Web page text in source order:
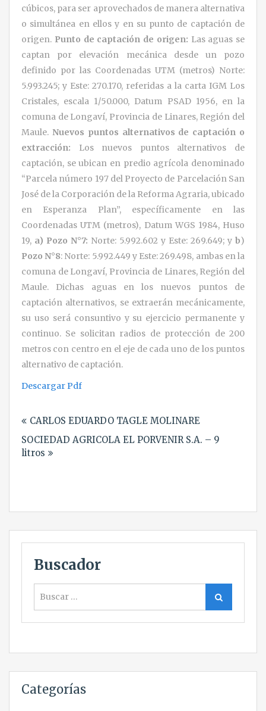
cúbicos, para ser aprovechados de manera alternativa
o simultánea en ellos y en su punto de captación de
origen. Punto de captación de origen: Las aguas se
captan por elevación mecánica desde un pozo
definido por las Coordenadas UTM (metros) Norte:
5.993.245; y Este: 270.170, referidas a la carta IGM Los
Cristales, escala 1/50.000, Datum PSAD 1956, en la
comuna de Longaví, Provincia de Linares, Región del
Maule. Nuevos puntos alternativos de captación o
extracción: Los nuevos puntos alternativos de
captación, se ubican en predio agrícola denominado
“Parcela número 197 del Proyecto de Parcelación San
José de la Corporación de la Reforma Agraria, ubicado
en Esperanza Plan”, específicamente en las
Coordenadas UTM (metros), Datum WGS 1984, Huso
19, a) Pozo N°7: Norte: 5.992.602 y Este: 269.649; y b)
Pozo N°8: Norte: 5.992.449 y Este: 269.498, ambas en la
comuna de Longaví, Provincia de Linares, Región del
Maule. Dichas aguas en los nuevos puntos de
captación alternativos, se extraerán mecánicamente,
su uso será consuntivo y su ejercicio permanente y
continuo. Se solicitan radios de protección de 200
metros con centro en el eje de cada uno de los puntos
alternativo de captación.
Descargar Pdf
de
entradas
CARLOS EDUARDO TAGLE MOLINARE
SOCIEDAD AGRICOLA EL PORVENIR S.A. – 9
litros
Buscador
Buscar
Categorías